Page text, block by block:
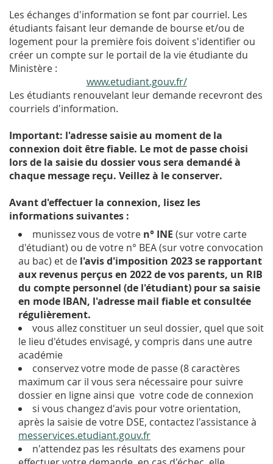
Les échanges d'information se font par courriel. Les
étudiants faisant leur demande de bourse et/ou de
logement pour la première fois doivent s'identifier ou
créer un compte sur le portail de la vie étudiante du
Ministère :
www.etudiant.gouv.fr/
Les étudiants renouvelant leur demande recevront des
courriels d'information.
Important: l'adresse saisie au moment de la
connexion doit être fiable. Le mot de passe choisi
lors de la saisie du dossier vous sera demandé à
chaque message reçu. Veillez à le conserver.
Avant d'effectuer la connexion, lisez les
informations suivantes :
munissez vous de votre n° INE (sur votre carte
d'étudiant) ou de votre n° BEA (sur votre convocation
au bac) et de l'avis d'imposition 2023 se rapportant
aux revenus perçus en 2022 de vos parents, un RIB
du compte personnel (de l'étudiant) pour sa saisie
en mode IBAN, l'adresse mail fiable et consultée
régulièrement.
vous allez constituer un seul dossier, quel que soit
le lieu d'études envisagé, y compris dans une autre
académie
conservez votre mode de passe (8 caractères
maximum car il vous sera nécessaire pour suivre
dossier en ligne ainsi que votre code de connexion
si vous changez d'avis pour votre orientation,
après la saisie de votre DSE, contactez l'assistance à
messervices.etudiant.gouv.fr
n'attendez pas les résultats des examens pour